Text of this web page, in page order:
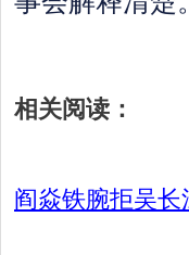
相关阅读：
阎焱铁腕拒吴